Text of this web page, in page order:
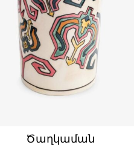
Ծաղկաման